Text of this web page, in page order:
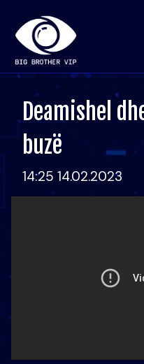
Deamishel
buzë
14:25 14.02.2023